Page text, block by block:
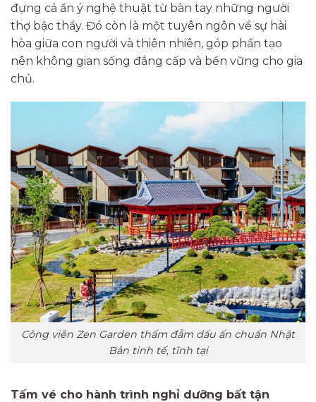
đựng cả ẩn ý nghệ thuật từ bàn tay những người
thợ bậc thầy. Đó còn là một tuyên ngôn về sự hài
hòa giữa con người và thiên nhiên, góp phần tạo
nên không gian sống đẳng cấp và bền vững cho gia
chủ.
Công viên Zen Garden thấm đẫm dấu ấn chuẩn Nhật
Bản tinh tế, tĩnh tại
Tấm vé cho hành trình nghỉ dưỡng bất tận